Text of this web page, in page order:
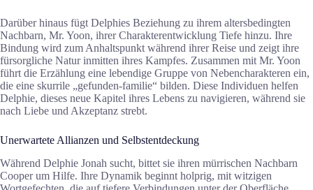
Darüber hinaus fügt Delphies Beziehung zu ihrem altersbedingten
Nachbarn, Mr. Yoon, ihrer Charakterentwicklung Tiefe hinzu. Ihre
Bindung wird zum Anhaltspunkt während ihrer Reise und zeigt ihre
fürsorgliche Natur inmitten ihres Kampfes. Zusammen mit Mr. Yoon
führt die Erzählung eine lebendige Gruppe von Nebencharakteren ein,
die eine skurrile „gefunden-familie“ bilden. Diese Individuen helfen
Delphie, dieses neue Kapitel ihres Lebens zu navigieren, während sie
nach Liebe und Akzeptanz strebt.
Unerwartete Allianzen und Selbstentdeckung
Während Delphie Jonah sucht, bittet sie ihren mürrischen Nachbarn
Cooper um Hilfe. Ihre Dynamik beginnt holprig, mit witzigen